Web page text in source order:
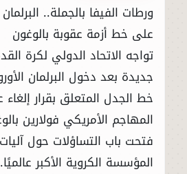
ورطات الفيفا بالجملة..
على خط أزمة عقوبة بالوغون
تواجه الاتحاد الدولي لكرة
جديدة بعد دخول البرلمان
خط الجدل المتعلق بقرار
المهاجم الأمريكي فولارين
فتحت باب التساؤلات حول آليات
المؤسسة الكروية الأكبر عالميًا.